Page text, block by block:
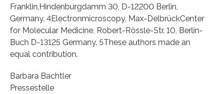
Franklin,Hindenburgdamm 30, D-12200 Berlin,
Germany. 4Electronmicroscopy, Max-DelbrückCenter
for Molecular Medicine, Robert-Rössle-Str. 10, Berlin-
Buch D-13125 Germany. 5These authors made an
equal contribution.
Barbara Bachtler
Pressestelle